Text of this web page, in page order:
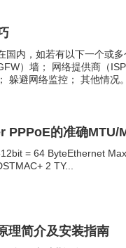
国内，如若有以下一个或
）墙； 网络提供商（
躲避网络监控； 其他情况
PPPoE的准确MTU/
= 64 ByteEthernet
2 TY...
理简介及安装指南